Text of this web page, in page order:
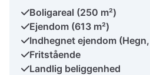
Boligareal (250 m²)
Ejendom (613 m²)
Indhegnet ejendom
Fritstående
Landlig beliggenhed